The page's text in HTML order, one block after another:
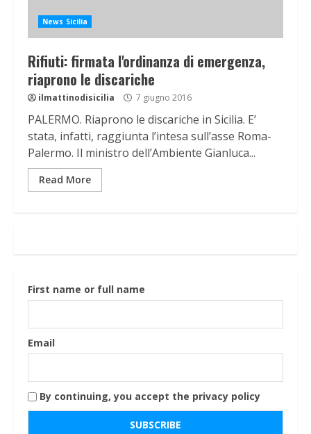
News Sicilia
Rifiuti: firmata l'ordinanza di emergenza,
riaprono le discariche
ilmattinodisicilia 7 giugno 2016
PALERMO. Riaprono le discariche in Sicilia. E’
stata, infatti, raggiunta l’intesa sull’asse Roma-
Palermo. Il ministro dell’Ambiente Gianluca...
Read More
First name or full name
Email
By continuing, you accept the privacy policy